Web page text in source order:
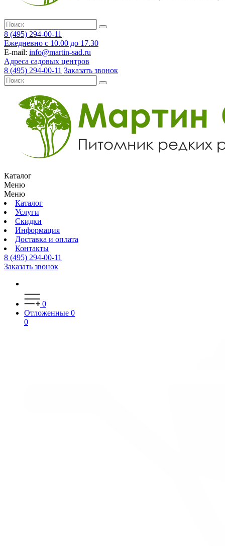
8 (495) 294-00-11
Ежедневно с 10.00 до 17.30
E-mail: info@martin-sad.ru
Адреса садовых центров
8 (495) 294-00-11 Заказать звонок
Каталог
Меню
Меню
Каталог
Услуги
Скидки
Информация
Доставка и оплата
Контакты
8 (495) 294-00-11
Заказать звонок
0
Отложенные 0
0